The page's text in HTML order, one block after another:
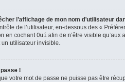
l’affichage de mon nom d’utilisateur
de l’utilisateur, en-dessous des «
en cochantOui afin de n’être visible
utilisateur invisible.
!
votre mot de passe ne puisse pas être